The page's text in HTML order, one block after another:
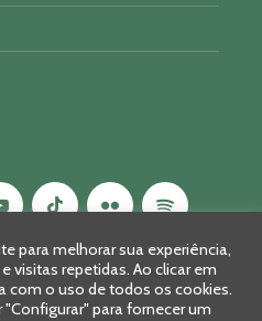
para melhorar sua experiência,
visitas repetidas. Ao clicar em
com o uso de todos os cookies.
para fornecer um